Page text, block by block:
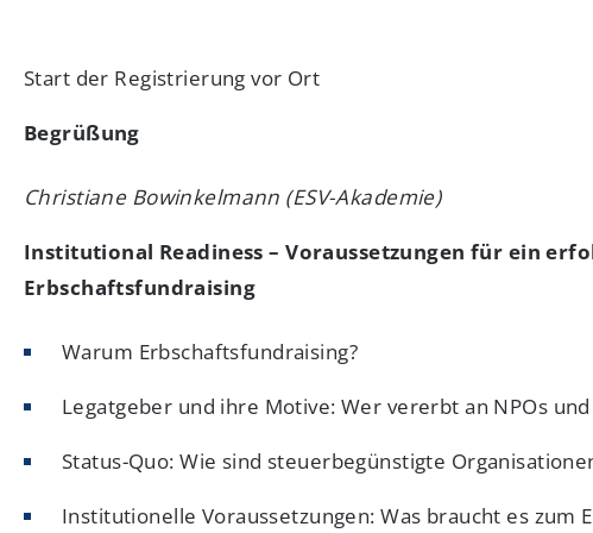
Start der Registrierung vor Ort
Begrüßung
Christiane Bowinkelmann (ESV-Akademie)
Institutional Readiness – Voraussetzungen für ein
Erbschaftsfundraising
Warum Erbschaftsfundraising?
Legatgeber und ihre Motive: Wer vererbt an NPOs
Status-Quo: Wie sind steuerbegünstigte
Institutionelle Voraussetzungen: Was braucht es zum